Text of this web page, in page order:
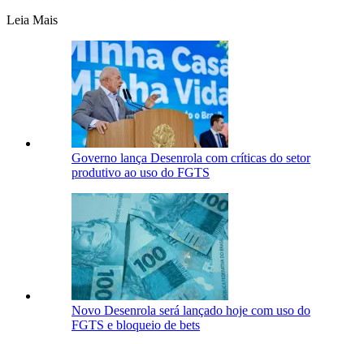
Leia Mais
Governo lança Desenrola com críticas do setor
produtivo ao uso do FGTS
Novo Desenrola será lançado hoje com uso do
FGTS e bloqueio de bets